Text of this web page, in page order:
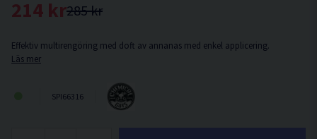
285 kr
214 kr
Effektiv multirengöring med doft av annanas med enkel applicering.
Läs mer
SPI66316